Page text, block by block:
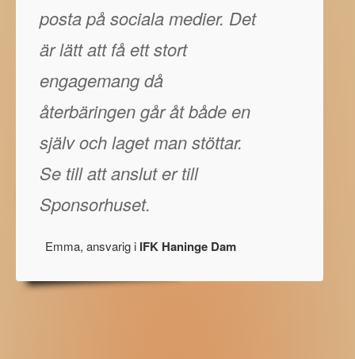
posta på sociala medier. Det
är lätt att få ett stort
engagemang då
återbäringen går åt både en
själv och laget man stöttar.
Se till att anslut er till
Sponsorhuset.
Emma, ansvarig i IFK Haninge Dam